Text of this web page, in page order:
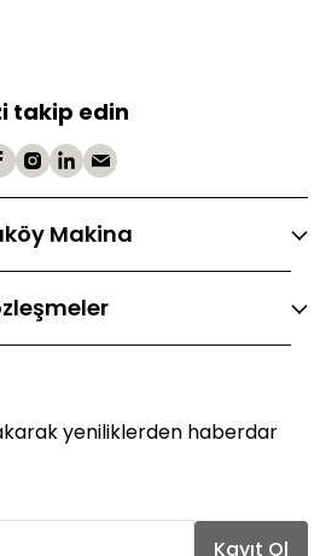
takip edin
Makina
yeniliklerden haberdar
Kayıt Ol